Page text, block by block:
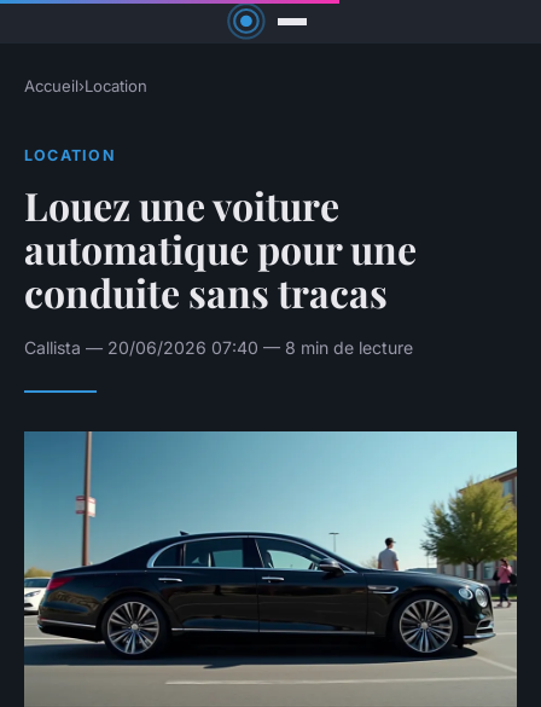
Accueil›Location
LOCATION
Louez une voiture
automatique pour une
conduite sans tracas
Callista — 20/06/2026 07:40 — 8 min de lecture